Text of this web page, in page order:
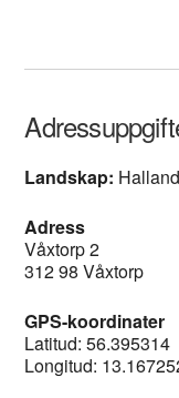
Landskap: Halland
Adress
Våxtorp 2
312 98 Våxtorp
GPS-koordinater
Latitud: 56.395314
Longitud: